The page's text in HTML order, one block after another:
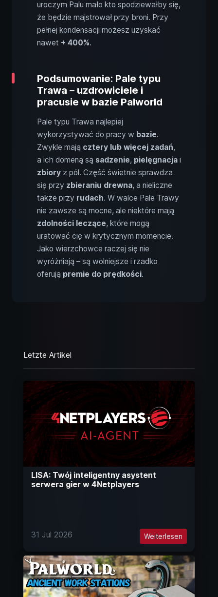
uroczym Palu mało kto spodziewałby się,
że będzie majstrował przy broni. Przy
pełnej kondensacji możesz uzyskać
nawet + 400%.
Podsumowanie: Pale typu
Trawa – uzdrowiciele i
pracusie w bazie Palworld
Pale typu Trawa najlepiej
wykorzystywać do pracy w bazie.
Zwykle mają cztery lub więcej zadań,
a ich domeną są sadzenie, pielęgnacja i
zbiory z pól. Część świetnie sprawdza
się przy zbieraniu drewna, a nieliczne
także przy rudach. W walce Pale Trawy
nie zawsze są mocne, ale niektóre mają
zdolności leczące, które mogą
uratować cię w krytycznym momencie.
Jako wierzchowce raczej się nie
wyróżniają – są wolniejsze i rzadko
oferują premie do prędkości.
Letzte Artikel
LISA: Twój inteligentny asystent
serwera gier w 4Netplayers
31 Jul 2026 Weiterlesen